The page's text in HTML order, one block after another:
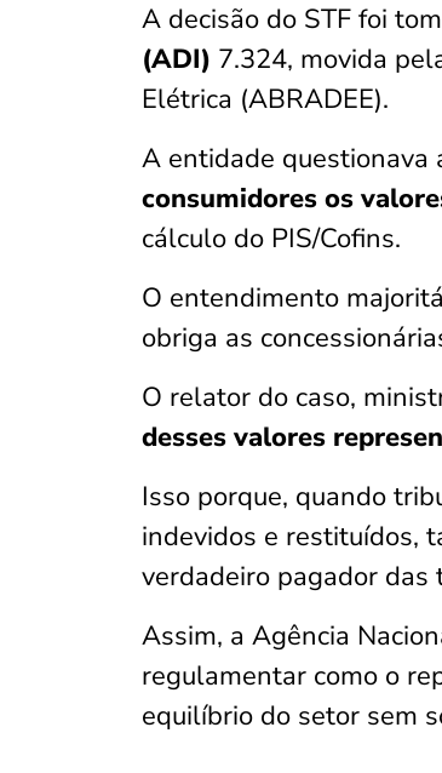
A decisão do STF foi
(ADI) 7.324, movida
Elétrica (ABRADEE).
A entidade questionava
consumidores os
cálculo do PIS/Cofins.
O entendimento
obriga as
O relator do caso,
desses valores
Isso porque, quando
indevidos e restituídos,
verdadeiro pagador das
Assim, a Agência
regulamentar como o
equilíbrio do setor sem